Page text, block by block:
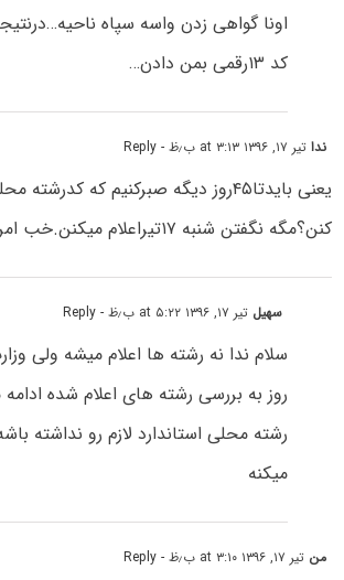
اونا گواهی زدن واسه سپاه
کد ۱۳رقمی بمن دادن…
نداتیر ۱۷, ۱۳۹۶ at ۳:۱۳ ب٫ظ - Reply
یعنی بایدتا۴۵روز دیگه صبرکنیم که
کنن؟مگه نگفتن شنبه ۱۷تیراعلام میکنن.خب امروز شنبه هست
سهیل تیر ۱۷, ۱۳۹۶ at ۵:۲۲ ب٫ظ - Reply
روز به بررسی رشته های اعلام شده
رشته محلی استاندارد لازم رو نداشته
میکنه
من تیر ۱۷, ۱۳۹۶ at ۳:۱۰ ب٫ظ - Reply